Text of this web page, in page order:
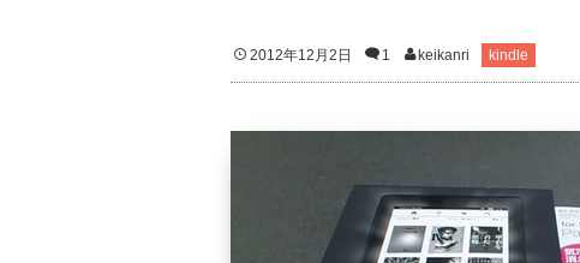
2012年12月2日 1 keikanri kindle